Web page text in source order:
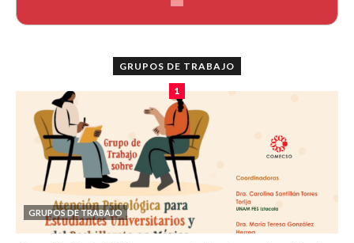
GRUPOS DE TRABAJO
1
GRUPOS DE TRABAJO